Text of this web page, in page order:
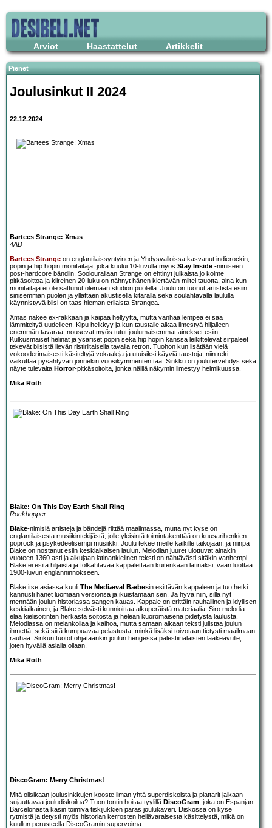
Arviot Haastattelut Artikkelit
Pienet
Joulusinkut II 2024
22.12.2024
Bartees Strange: Xmas
4AD
Bartees Strange on englantilaissyntyinen ja Yhdysvalloissa kasvanut indierockin,
popin ja hip hopin monitaitaja, joka kuului 10-luvulla myös Stay Inside -nimiseen
post-hardcore bändiin. Soolourallaan Strange on ehtinyt julkaista jo kolme
pitkäsoittoa ja kiireinen 20-luku on nähnyt hänen kiertävän miltei tauotta, aina kun
monitaitaja ei ole sattunut olemaan studion puolella. Joulu on tuonut artistista esiin
sinisemmän puolen ja yllättäen akustisella kitaralla sekä soulahtavalla laululla
käynnistyvä biisi on taas hieman erilaista Strangea.
Xmas näkee ex-rakkaan ja kaipaa hellyyttä, mutta vanhaa lempeä ei saa
lämmiteltyä uudelleen. Kipu helkkyy ja kun taustalle alkaa ilmestyä hiljalleen
enemmän tavaraa, nousevat myös tutut joulumaisemmat ainekset esiin.
Kulkusmaiset helinät ja ysäriset popin sekä hip hopin kanssa leikittelevät sirpaleet
tekevät biisistä lievän ristiriitaisella tavalla retron. Tuohon kun lisätään vielä
vokooderimaisesti käsiteltyjä vokaaleja ja utuisiksi käyviä taustoja, niin reki
vaikuttaa pysähtyvän jonnekin vuosikymmenten taa. Sinkku on joulutervehdys sekä
näyte tulevalta Horror-pitkäsoitolta, jonka näillä näkymin ilmestyy helmikuussa.
Mika Roth
Blake: On This Day Earth Shall Ring
Rockhopper
Blake-nimisiä artisteja ja bändejä riittää maailmassa, mutta nyt kyse on
englantilaisesta musiikintekijästä, jolle yleisintä toimintakenttää on kuusarihenkien
poprock ja psykedeelisempi musiikki. Joulu tekee meille kaikille taikojaan, ja niinpä
Blake on nostanut esiin keskiaikaisen laulun. Melodian juuret ulottuvat ainakin
vuoteen 1360 asti ja alkujaan latinankielinen teksti on nähtävästi sitäkin vanhempi.
Blake ei esitä hiljaista ja folkahtavaa kappalettaan kuitenkaan latinaksi, vaan luottaa
1900-luvun englanninnokseen.
Blake itse asiassa kuuli The Mediæval Bæbesin esittävän kappaleen ja tuo hetki
kannusti hänet luomaan versionsa ja ikuistamaan sen. Ja hyvä niin, sillä nyt
mennään joulun historiassa sangen kauas. Kappale on erittäin rauhallinen ja idyllisen
keskiaikainen, ja Blake selvästi kunnioittaa alkuperäistä materiaalia. Siro melodia
elää kielisoitinten herkästä soitosta ja heleän kuoromaisena pidetystä laulusta.
Melodiassa on melankoliaa ja kaihoa, mutta samaan aikaan teksti julistaa joulun
ihmettä, sekä siitä kumpuavaa pelastusta, minkä lisäksi toivotaan tietysti maailmaan
rauhaa. Sinkun tuotot ohjataankin joulun hengessä palestiinalaisten lääkeavulle,
joten hyvällä asialla ollaan.
Mika Roth
DiscoGram: Merry Christmas!
Mitä olisikaan joulusinkkujen kooste ilman yhtä superdiskoista ja plattarit jalkaan
sujauttavaa jouludiskoilua? Tuon tontin hoitaa tyylillä DiscoGram , joka on Espanjan
Barcelonasta käsin toimiva tiskijukkien paras joulukaveri. Diskossa on kyse
rytmistä ja tietysti myös historian kerrosten hellävaraisesta käsittelystä, mikä on
kuullun perusteella DiscoGramin supervoima.